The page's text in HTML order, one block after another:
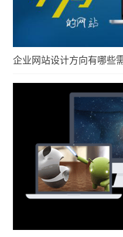
企业网站设计方向有哪些